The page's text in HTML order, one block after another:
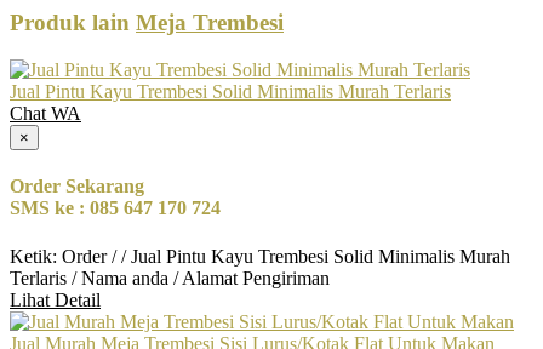
Produk lain Meja Trembesi
Jual Pintu Kayu Trembesi Solid Minimalis Murah Terlaris
Chat WA
×
Order Sekarang
SMS ke : 085 647 170 724
Ketik: Order / / Jual Pintu Kayu Trembesi Solid Minimalis Murah
Terlaris / Nama anda / Alamat Pengiriman
Lihat Detail
Jual Murah Meja Trembesi Sisi Lurus/Kotak Flat Untuk Makan